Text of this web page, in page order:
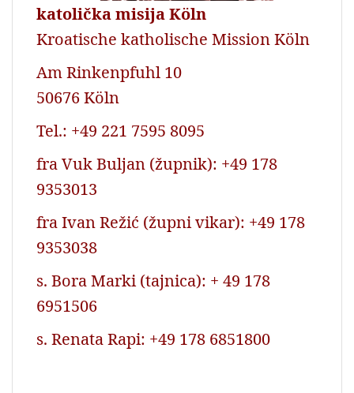
katolička misija Köln
Kroatische katholische Mission Köln
Am Rinkenpfuhl 10
50676 Köln
Tel.: +49 221 7595 8095
fra Vuk Buljan (župnik): +49 178
9353013
fra Ivan Režić (župni vikar): +49 178
9353038
s. Bora Marki (tajnica): + 49 178
6951506
s. Renata Rapi: +49 178 6851800